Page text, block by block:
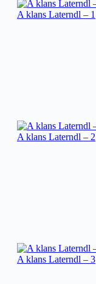
A klans Laterndl – 1
A klans Laterndl – 2
A klans Laterndl – 3